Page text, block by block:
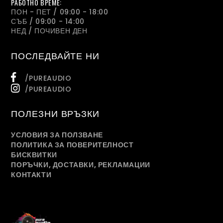
РАБОТНО ВРЕМЕ:
ПОН - ПЕТ / 09:00 - 18:00
СЪБ / 09:00 - 14:00
НЕД / ПОЧИВЕН ДЕН
ПОСЛЕДВАЙТЕ НИ
/PUREAUDIO
/PUREAUDIO
ПОЛЕЗНИ ВРЪЗКИ
УСЛОВИЯ ЗА ПОЛЗВАНЕ
ПОЛИТИКА ЗА ПОВЕРИТЕЛНОСТ
БИСКВИТКИ
ПОРЪЧКИ, ДОСТАВКИ, РЕКЛАМАЦИИ
КОНТАКТИ